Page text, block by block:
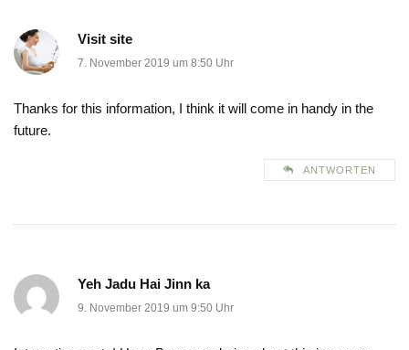
Visit site
7. November 2019 um 8:50 Uhr
Thanks for this information, I think it will come in handy in the
future.
ANTWORTEN
Yeh Jadu Hai Jinn ka
9. November 2019 um 9:50 Uhr